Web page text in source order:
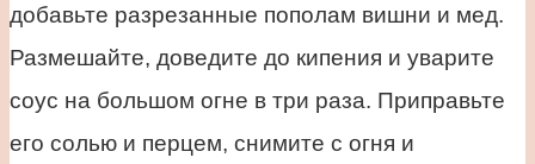
добавьте разрезанные пополам вишни и мед.
Размешайте, доведите до кипения и уварите
соус на большом огне в три раза. Приправьте
его солью и перцем, снимите с огня и